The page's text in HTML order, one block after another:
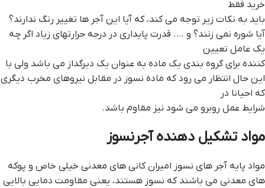
خرید فقط
باید به نکات زیر توجه می کند، که آیا این آجر ها تغییر رنگ ندارند؟
آیا شوره نمی زنند؟ و …. قدرت پایداری در درجه حرارتهای زیاد اگر چه
یک عامل تعیین
کننده برای گروه بندی یک ماده به عنوان یک دیرگداز می باشد ولی با
این حال انتظار می رود که ماده نسوز در مقابل نیروهای مخرب دیگری
که احیانا در
شرایط عمل روبرو می شود نیز مقاوم باشد.
مواد تشکیل دهنده آجرنسوز
مواد پایه آجر های نسوز امیران کانی های معدنی خیلی خاص و پوکه
های معدنی می باشند که نسوز هستند، یعنی مقاومت دمایی بالایی